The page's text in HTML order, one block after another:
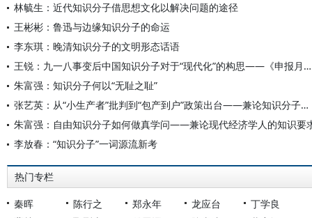
林毓生：近代知识分子借思想文化以解决问题的途径
王彬彬：鲁迅与边缘知识分子的命运
李东琪：晚清知识分子的文明形态话语
王锐：九一八事变后中国知识分子对于“现代化”的构思——《申报月刊》的相关讨论及其回响
朱富强：知识分子何以“无耻之耻”
张艺英：从“小生产者”批判到“包产到户”政策出台——兼论知识分子的历史观念对政策制定的影响
朱富强：自由知识分子如何做真学问——兼论现代经济学人的知识要
李放春：“知识分子”一词源流新考
热门专栏
秦晖 陈行之 郑永年 龙应台
丁学良